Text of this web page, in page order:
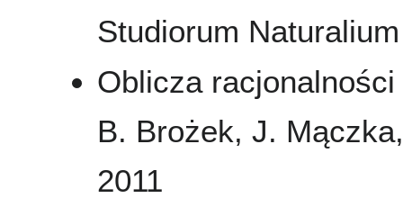
Studiorum
Oblicza racjonalności
B. Brożek, J.
2011